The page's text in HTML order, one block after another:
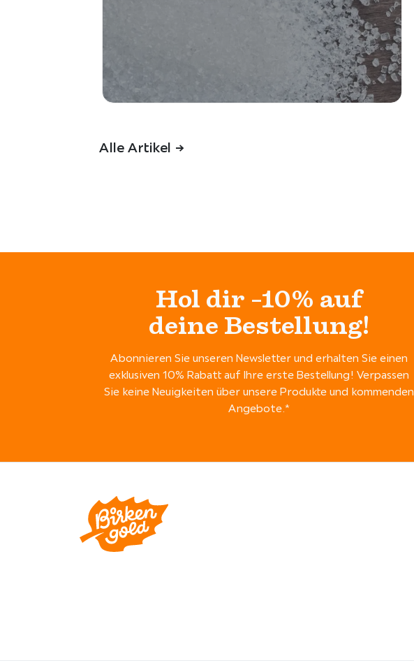
Alle Artikel ->
Hol dir -10% auf
deine Bestellung!
Abonnieren Sie unseren Newsletter und erhalten Sie einen
exklusiven 10% Rabatt auf Ihre erste Bestellung! Verpassen
Sie keine Neuigkeiten über unsere Produkte und kommenden
Angebote.*